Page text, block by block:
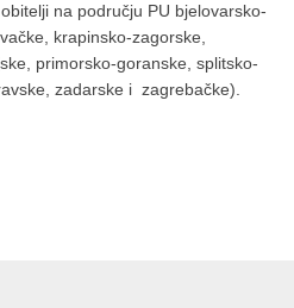
na području PU bjelovarsko-
krapinsko-zagorske,
primorsko-goranske, splitsko-
zadarske i zagrebačke).